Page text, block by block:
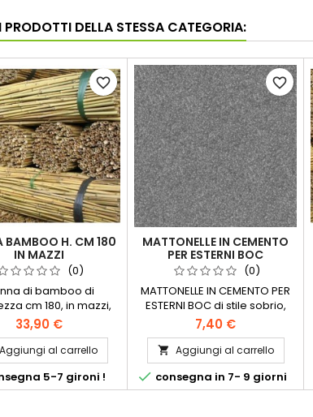
PRODOTTI DELLA STESSA CATEGORIA:
BAMBOO H. CM 180
IN MAZZI
(0)
di bamboo di
cm 180, in mazzi,
in vari diametri per
agricoltura,
obbistica,
Disponibili diametro
10/12 mazzo da 300
14 mazzo da 250
33,90 €
Aggiungi al carrello
5-7 gironi !
favorite_border
MATTONELLE IN CEMENTO
PER ESTERNI BOC
(0)
MATTONELLE IN CEMENTO PER
ESTERNI BOC di stile sobrio,
raffinato ed elegante i
marmettoni della serie BOC
rappresentano quanto di più
raffinato si possa chiedere
per la pavimentazione di un
esterno.
7,40 €
 Aggiungi al carrello
 consegna in 7- 9 giorni
favorite_border